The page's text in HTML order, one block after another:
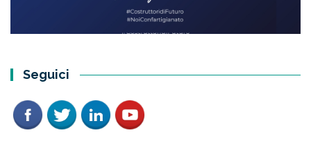
Seguici